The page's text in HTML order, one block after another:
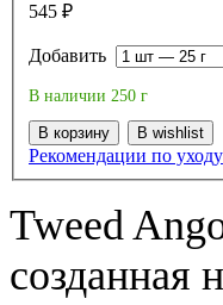
545 ₽
Добавить
В наличии 250 г
В корзину В wishlist
Рекомендации по уходу
Tweed
созданная